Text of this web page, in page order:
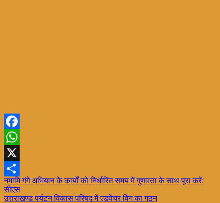
Facebook
WhatsApp
X
Share
Post
navigation
नमामि गंगे अभियान के कार्यों को निर्धारित समय में गुणवत्ता के साथ पूरा करेंः
सीएस
उत्तराखण्ड पर्यटन विकास परिषद में एडवेंचर विंग का गठन